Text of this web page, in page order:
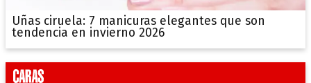
Uñas ciruela: 7 manicuras elegantes que son
tendencia en invierno 2026